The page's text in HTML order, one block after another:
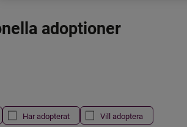
adoptioner
Har adopterat Vill adoptera